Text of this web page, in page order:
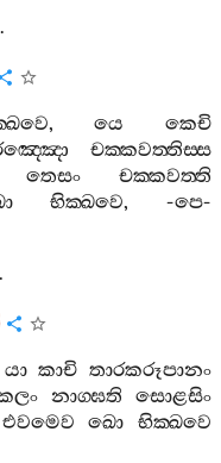
,යෙ
කෙචි
චක‍්කවත‍්තිස‍්ස
තෙසං
චක‍්කවත‍්ති
භික‍්ඛවෙ, -පෙ-
යා කාචි තාරකරූපානං
නාග‍්ඝති
සොළසිං
එවමෙව ඛො
භික‍්ඛවෙ